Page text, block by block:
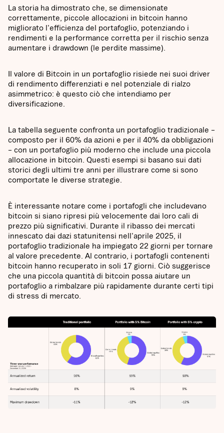
La storia ha dimostrato che, se dimensionate
correttamente, piccole allocazioni in bitcoin hanno
migliorato l'efficienza del portafoglio, potenziando i
rendimenti e la performance corretta per il rischio senza
aumentare i drawdown (le perdite massime).
Il valore di Bitcoin in un portafoglio risiede nei suoi driver
di rendimento differenziati e nel potenziale di rialzo
asimmetrico: è questo ciò che intendiamo per
diversificazione.
La tabella seguente confronta un portafoglio tradizionale –
composto per il 60% da azioni e per il 40% da obbligazioni
– con un portafoglio più moderno che include una piccola
allocazione in bitcoin. Questi esempi si basano sui dati
storici degli ultimi tre anni per illustrare come si sono
comportate le diverse strategie.
È interessante notare come i portafogli che includevano
bitcoin si siano ripresi più velocemente dai loro cali di
prezzo più significativi. Durante il ribasso dei mercati
innescato dai dazi statunitensi nell'aprile 2025, il
portafoglio tradizionale ha impiegato 22 giorni per tornare
al valore precedente. Al contrario, i portafogli contenenti
bitcoin hanno recuperato in soli 17 giorni. Ciò suggerisce
che una piccola quantità di bitcoin possa aiutare un
portafoglio a rimbalzare più rapidamente durante certi tipi
di stress di mercato.